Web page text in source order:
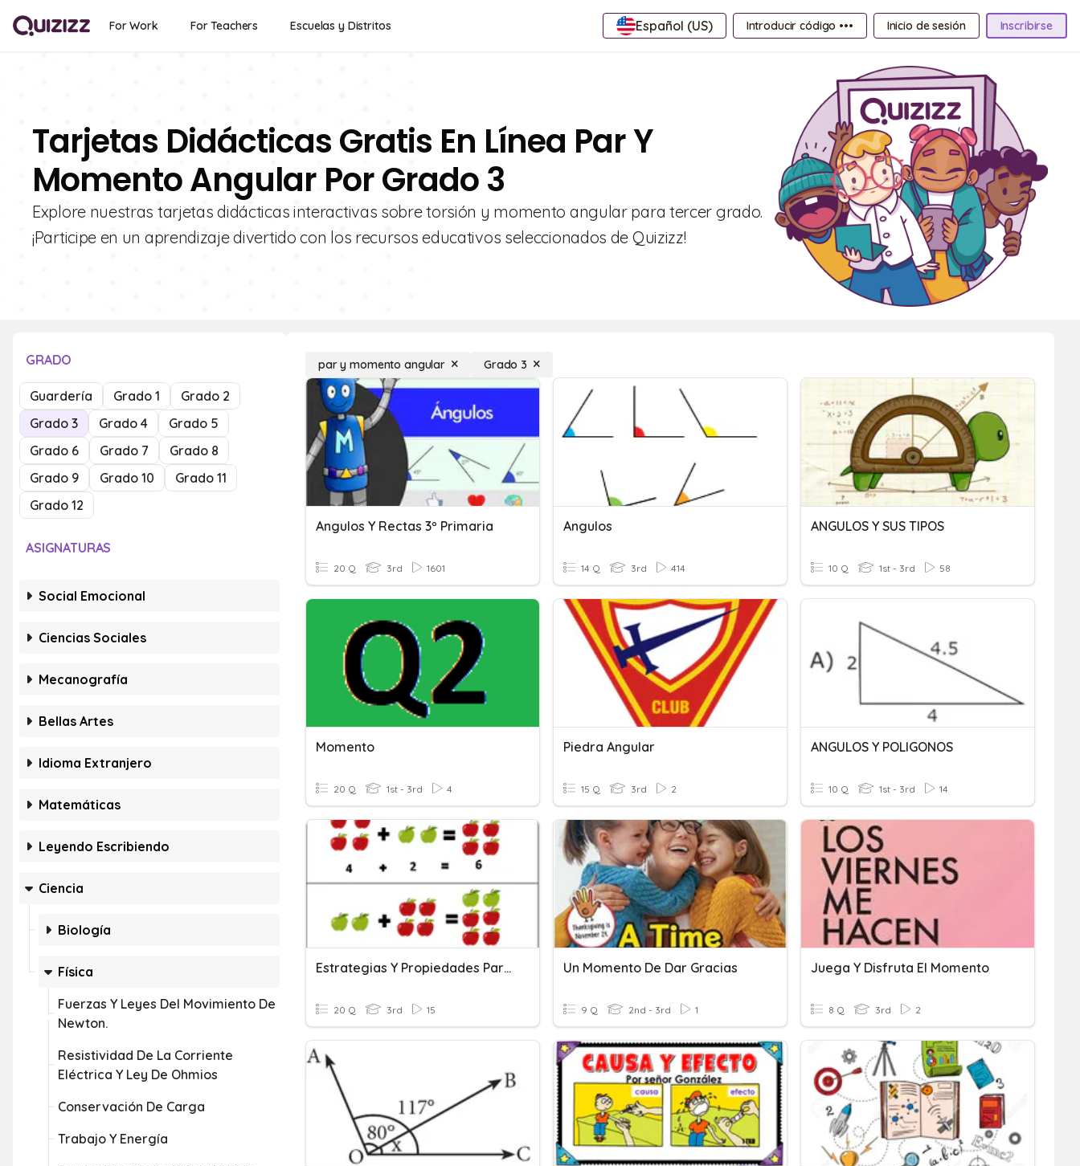
For Work For Teachers Escuelas y Distritos Español (US) Introducir código ••• Inicio de sesión Inscribirse
Tarjetas Didácticas Gratis En Línea Par Y
Momento Angular Por Grado 3
Explore nuestras tarjetas didácticas interactivas sobre torsión y momento angular para tercer grado.
¡Participe en un aprendizaje divertido con los recursos educativos seleccionados de Quizizz!
GRADO
Guardería Grado 1
Grado 2
Grado 3
Grado 4
Grado 5
Grado 6
Grado 7
Grado 8
Grado 9
Grado 10
Grado 11
Grado 12
ASIGNATURAS
Social Emocional
Ciencias Sociales
Mecanografía
Bellas Artes
Idioma Extranjero
Matemáticas
Leyendo Escribiendo
Ciencia
Biología
Física
Fuerzas Y Leyes Del Movimiento De
Newton.
Resistividad De La Corriente
Eléctrica Y Ley De Ohmios
Conservación De Carga
Trabajo Y Energía
par y momento angular Grado 3
Angulos Y Rectas 3º Primaria
20 Q 3rd 1601
Angulos
14 Q 3rd 414
ANGULOS Y SUS TIPOS
10 Q 1st - 3rd 58
Momento
20 Q 1st - 3rd 4
Piedra Angular
15 Q 3rd 2
ANGULOS Y POLIGONOS
10 Q 1st - 3rd 14
Estrategias Y Propiedades Para Sumar Y Restar (Parte 1)
20 Q 3rd 15
Un Momento De Dar Gracias
9 Q 2nd - 3rd 1
Juega Y Disfruta El Momento
8 Q 3rd 2